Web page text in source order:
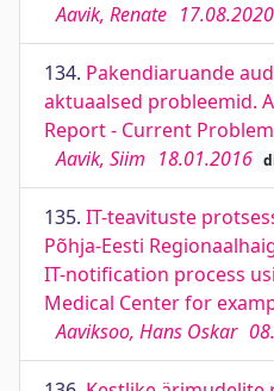
Aavik, Renate 17.08.2020
134. Pakendiaruande
aktuaalsed probleemid.
Report - Current
Aavik, Siim 18.01.2016
135. IT-teavituste
Põhja-Eesti
IT-notification process
Medical Center for
Aaviksoo, Hans Oskar